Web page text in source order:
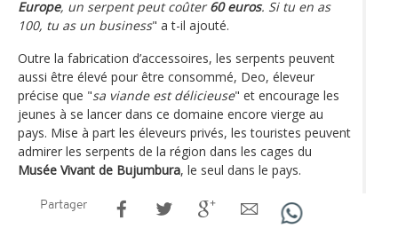
Europe, un serpent peut coûter60 euros. Si tu en as
100, tu as un business" a t-il ajouté.
Outre la fabrication d’accessoires, les serpents peuvent
aussi être élevé pour être consommé, Deo, éleveur
précise que "sa viande est délicieuse" et encourage les
jeunes à se lancer dans ce domaine encore vierge au
pays. Mise à part les éleveurs privés, les touristes peuvent
admirer les serpents de la région dans les cages du
Musée Vivant de Bujumbura, le seul dans le pays.
Partager